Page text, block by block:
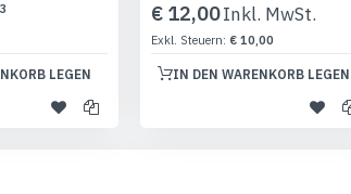
LEGEN
€ 12,00
€ 10,00
IN DEN WARENKORB LEGEN